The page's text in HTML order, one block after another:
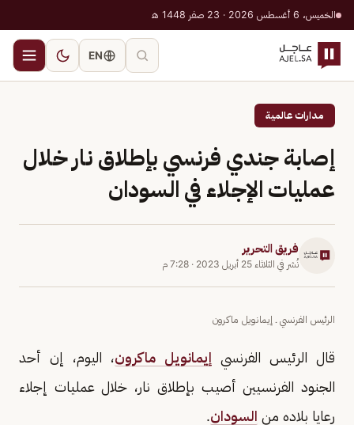
الخميس، 6 أغسطس 2026 · 23 صفر 1448 هـ
EN
مدارات عالمية
إصابة جندي فرنسي بإطلاق نار خلال
عمليات الإجلاء في السودان
فريق التحرير
نُشر في الثلاثاء 25 أبريل 2023 · 7:28 م
الرئيس الفرنسي ـ إيمانويل ماكرون
قال الرئيس الفرنسي إيمانويل ماكرون، اليوم، إن أحد
الجنود الفرنسيين أصيب بإطلاق نار، خلال عمليات إجلاء
رعايا بلاده من السودان.